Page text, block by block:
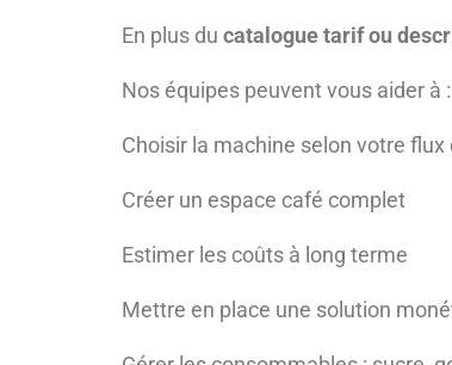
En plus du catalogue tarif ou
Nos équipes peuvent vous aider à :
Choisir la machine selon votre flux
Créer un espace café complet
Estimer les coûts à long terme
Mettre en place une solution